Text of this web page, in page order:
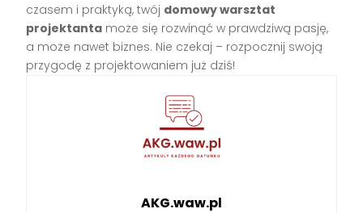
czasem i praktyką, twój domowy warsztat
projektanta może się rozwinąć w prawdziwą pasję,
a może nawet biznes. Nie czekaj – rozpocznij swoją
przygodę z projektowaniem już dziś!
AKG.waw.pl